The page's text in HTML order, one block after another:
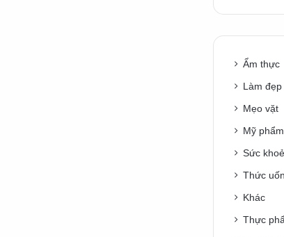
Ẩm thực
Làm đẹp
Mẹo vặt
Mỹ
Sức khoẻ
Thức
Khác
Thực